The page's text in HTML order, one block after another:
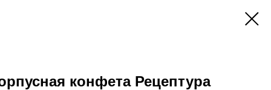
конфета Рецептура